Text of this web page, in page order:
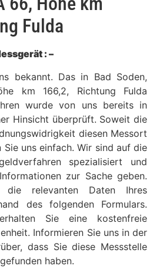
Fulda
: –
bekannt. Das in Bad Soden,
km 166,2, Richtung Fulda
wurde von uns bereits in
Hinsicht überprüft. Soweit die
diesen Messort
uns einfach. Wir sind auf die
spezialisiert und
zur Sache geben.
die relevanten Daten Ihres
des folgenden Formulars.
Sie eine kostenfreie
Informieren Sie uns in der
dass Sie diese Messstelle
haben.